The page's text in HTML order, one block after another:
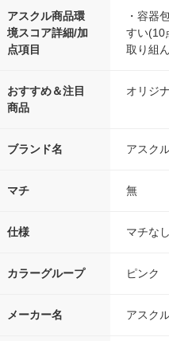
アスクル商品環
境スコア詳細/加
点項目
・容器
すい(10
取り組
おすすめ＆注目
商品
オリジ
ブランド名 アスク
マチ 無
仕様 マチなし
カラーグループ ピンク
メーカー名 アスク